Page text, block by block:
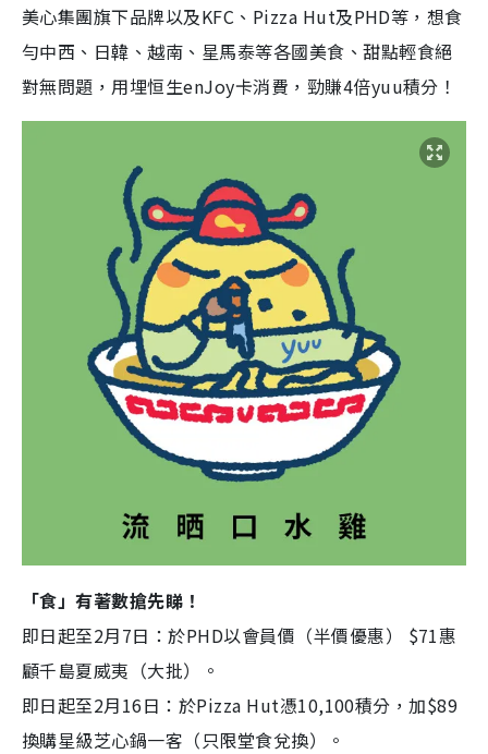
美心集團旗下品牌以及KFC、Pizza Hut及PHD等，想食
勻中西、日韓、越南、星馬泰等各國美食、甜點輕食絕
對無問題，用埋恒生enJoy卡消費，勁賺4倍yuu積分！
「食」有著數搶先睇！
即日起至2月7日：於PHD以會員價（半價優惠） $71惠
顧千島夏威夷（大批）。
即日起至2月16日：於Pizza Hut憑10,100積分，加$89
換購星級芝心鍋一客（只限堂食兌換）。